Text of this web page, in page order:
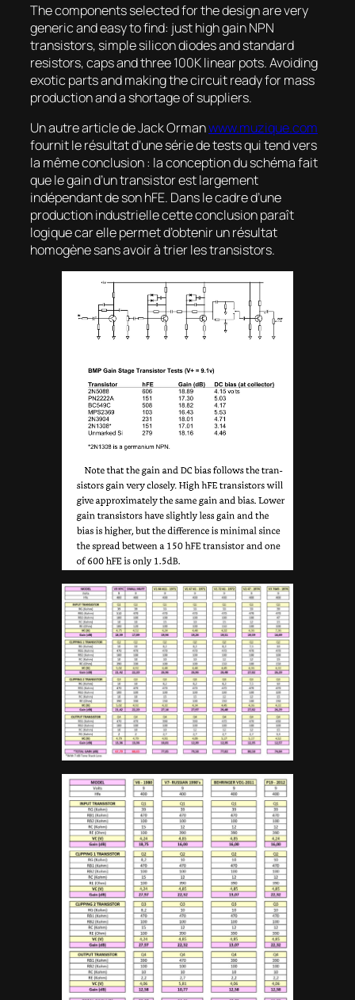
The components selected for the design are very
generic and easy to find: just high gain NPN
transistors, simple silicon diodes and standard
resistors, caps and three 100K linear pots. Avoiding
exotic parts and making the circuit ready for mass
production and a shortage of suppliers.
Un autre article de Jack Ormanwww.muzique.com
fournit le résultat d’une série de tests qui tend vers
la même conclusion : la conception du schéma fait
que le gain d’un transistor est largement
indépendant de son hFE. Dans le cadre d’une
production industrielle cette conclusion paraît
logique car elle permet d’obtenir un résultat
homogène sans avoir à trier les transistors.